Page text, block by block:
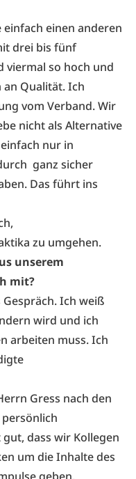
einen anderen
drei bis fünf
viermal so hoch und
Qualität. Ich
vom Verband. Wir
nicht als Alternative
nur in
ganz sicher
Das führt ins
zu umgehen.
unserem
mit?
Ich weiß
wird und ich
arbeiten muss. Ich
Gress nach den
dass wir Kollegen
um die Inhalte des